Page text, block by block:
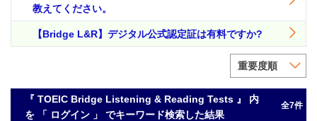
教えてください。
【Bridge L&R】デジタル公式認定証は有料ですか?
重要度順
『 TOEIC Bridge Listening & Reading Tests 』 内
を 「 ログイン 」 でキーワード検索した結果
全7件